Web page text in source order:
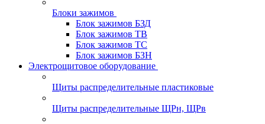
Блоки зажимов
Блок зажимов БЗД
Блок зажимов ТВ
Блок зажимов ТС
Блок зажимов БЗН
Электрощитовое оборудование
Щиты распределительные пластиковые
Щиты распределительные ЩРн, ЩРв